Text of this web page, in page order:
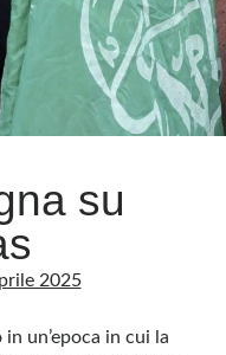
su
2025
un’epoca in cui la